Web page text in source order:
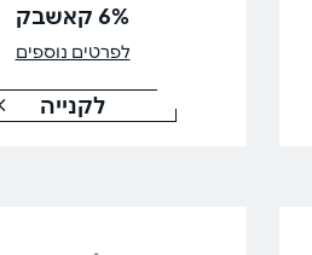
6% קאשבק
לפרטים נוספים
לקנייה